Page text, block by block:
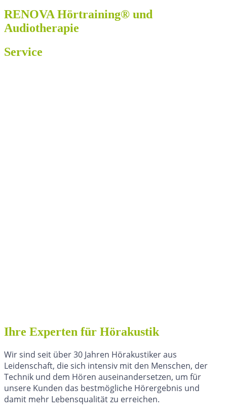
RENOVA Hörtraining® und
Audiotherapie
Service
Ihre Experten für Hörakustik
Wir sind seit über 30 Jahren Hörakustiker aus
Leidenschaft, die sich intensiv mit den Menschen, der
Technik und dem Hören auseinandersetzen, um für
unsere Kunden das bestmögliche Hörergebnis und
damit mehr Lebensqualität zu erreichen.